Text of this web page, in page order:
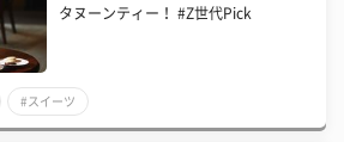
タヌーンティー！ #Z世代Pick
#スイーツ